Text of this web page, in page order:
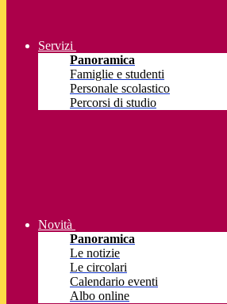
Servizi
Panoramica
Famiglie e studenti
Personale scolastico
Percorsi di studio
Novità
Panoramica
Le notizie
Le circolari
Calendario eventi
Albo online